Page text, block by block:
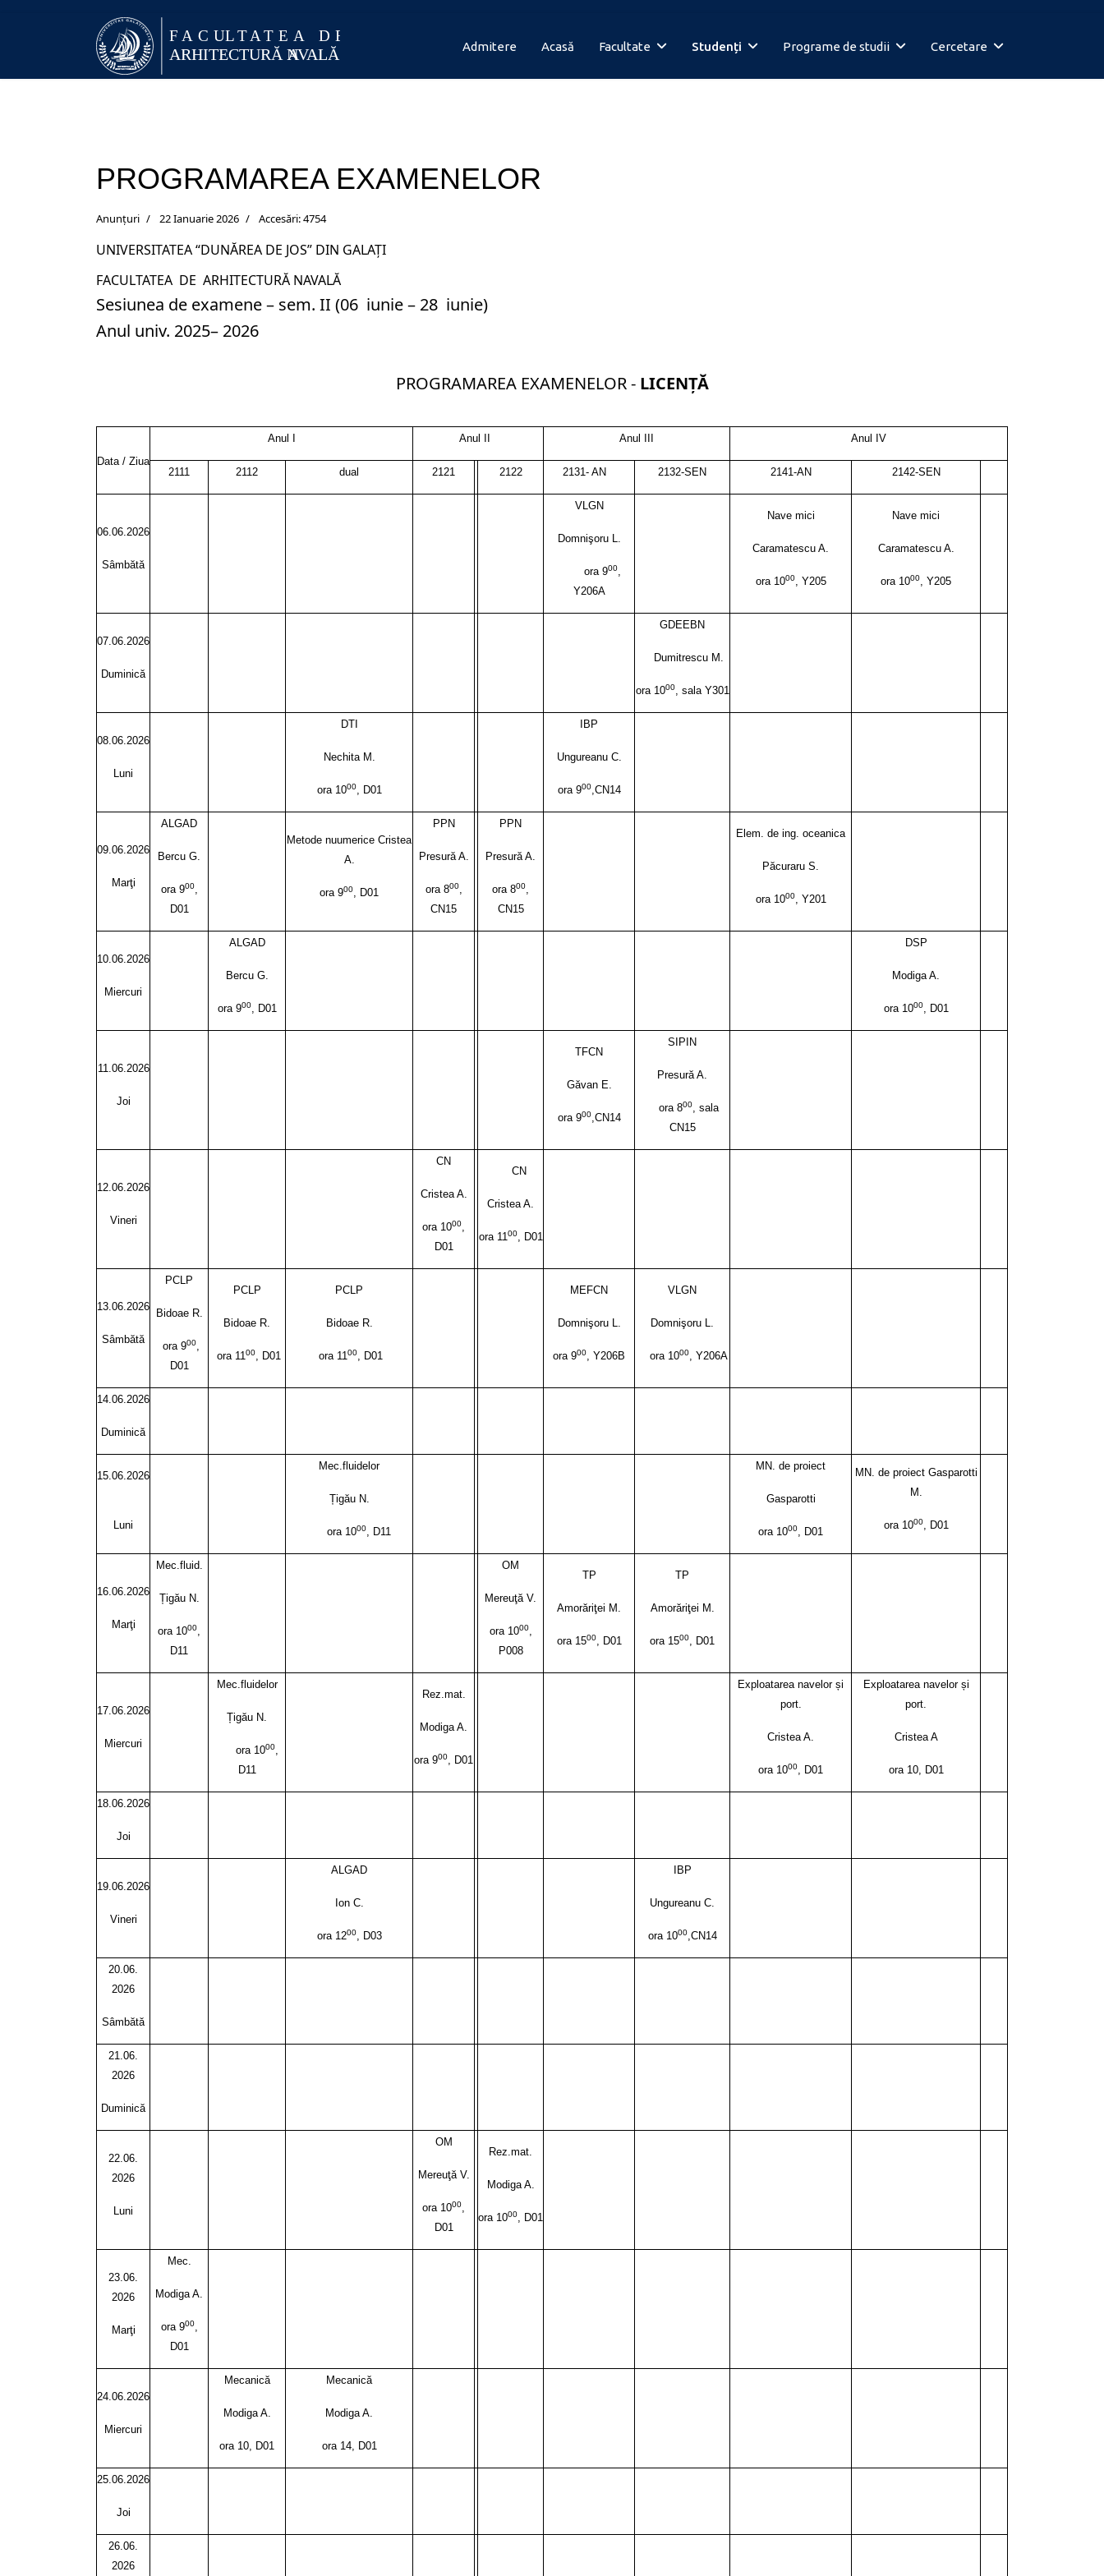
Admitere Acasă Facultate Studenți Programe de studii Cercetare
PROGRAMAREA EXAMENELOR
Anunțuri 22 Ianuarie 2026 Accesări: 4754
UNIVERSITATEA “DUNĂREA DE JOS” DIN GALAŢI
FACULTATEA DE ARHITECTURĂ NAVALĂ
Sesiunea de examene – sem. II (06 iunie – 28 iunie)
Anul univ. 2025– 2026
PROGRAMAREA EXAMENELOR -LICENŢĂ
Data / Ziua
Anul I Anul II Anul I Anul I V
2111 2112 dual 2121 2122 2131- AN 2132-SEN 2141-AN 2142-SEN
06.06.2026
Sâmbătă
VLGN
Domnişoru L.
ora 900,
Y206A
Nave mici
Caramatescu A.
ora 1000, Y205
Nave mici
Caramatescu A.
ora 1000, Y205
07.06.2026
Duminică
GDEEBN
Dumitrescu M.
ora 1000, sala Y301
08.06.2026
Luni
DTI
Nechita M.
ora 1000, D01
IBP
Ungureanu C.
ora 900,CN14
09.06.2026
Marţi
ALGAD
Bercu G.
ora 900,
D01
Metode nuumerice Cristea
A.
ora 900, D01
PPN
Presură A.
ora 800,
CN15
PPN
Presură A.
ora 800,
CN15
Elem. de ing. oceanica
Păcuraru S.
ora 1000, Y201
10.06.2026
Miercuri
ALGAD
Bercu G.
ora 900, D01
DSP
Modiga A.
ora 1000, D01
11.06.2026
Joi
TFCN
Găvan E.
ora 900,CN14
SIPIN
Presură A.
ora 800, sala
CN15
12.06.2026
Vineri
CN
Cristea A.
ora 1000,
D01
CN
Cristea A.
ora 1100, D01
13.06.2026
Sâmbătă
PCLP
Bidoae R.
ora 900,
D01
PCLP
Bidoae R.
ora 1100, D01
PCLP
Bidoae R.
ora 1100, D01
MEFCN
Domnişoru L.
ora 900, Y206B
VLGN
Domnişoru L.
ora 1000, Y206A
14.06.2026
Duminică
15.06.2026
Luni
Mec.fluidelor
Țigău N.
ora 1000, D11
MN. de proiect
Gasparotti
ora 1000, D01
MN. de proiect Gasparotti
M.
ora 1000, D01
16.06.2026
Marţi
Mec.fluid.
Țigău N.
ora 1000,
D11
OM
Mereuţă V.
ora 1000,
P008
TP
Amorăriţei M.
ora 1500, D01
TP
Amorăriţei M.
ora 1500, D01
17.06.2026
Miercuri
Mec.fluidelor
Țigău N.
ora 1000,
D11
Rez.mat.
Modiga A.
ora 900, D01
Exploatarea navelor și
port.
Cristea A.
ora 1000, D01
Exploatarea navelor și
port.
Cristea A
ora 10, D01
18.06.2026
Joi
19.06.2026
Vineri
ALGAD
Ion C.
ora 1200, D03
IBP
Ungureanu C.
ora 1000,CN14
20.06.
2026
Sâmbătă
21.06.
2026
Duminică
22.06.
2026
Luni
OM
Mereuţă V.
ora 1000,
D01
Rez.mat.
Modiga A.
ora 1000, D01
23.06.
2026
Marţi
Mec.
Modiga A.
ora 900,
D01
24.06.2026
Miercuri
Mecanică
Modiga A.
ora 10, D01
Mecanică
Modiga A.
ora 14, D01
25.06.2026
Joi
26.06.
2026